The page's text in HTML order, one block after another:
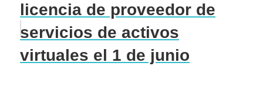
licencia de proveedor de
servicios de activos
virtuales el 1 de junio